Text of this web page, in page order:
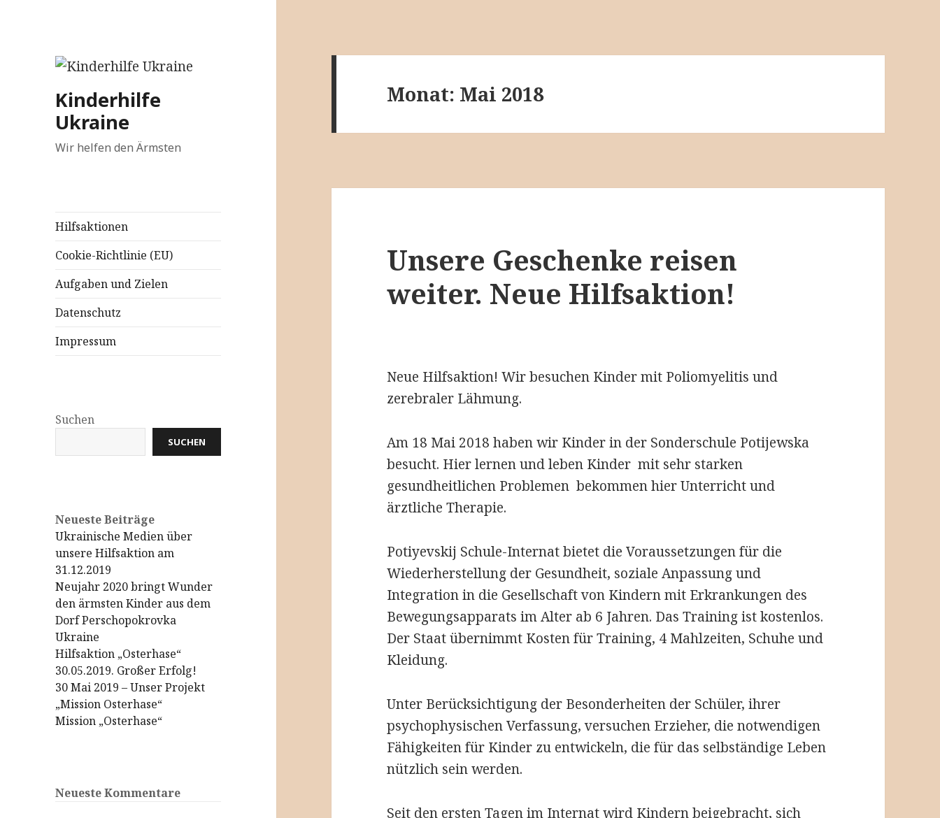
Kinderhilfe
Ukraine
Wir helfen den Ärmsten
Hilfsaktionen
Cookie-Richtlinie (EU)
Aufgaben und Zielen
Datenschutz
Impressum
Suchen
SUCHEN
Neueste Beiträge
Ukrainische Medien über
unsere Hilfsaktion am
31.12.2019
Neujahr 2020 bringt Wunder
den ärmsten Kinder aus dem
Dorf Perschopokrovka
Ukraine
Hilfsaktion „Osterhase“
30.05.2019. Großer Erfolg!
30 Mai 2019 – Unser Projekt
„Mission Osterhase“
Mission „Osterhase“
Neueste Kommentare
Monat: Mai 2018
Unsere Geschenke reisen
weiter. Neue Hilfsaktion!
Neue Hilfsaktion! Wir besuchen Kinder mit Poliomyelitis und
zerebraler Lähmung.
Am 18 Mai 2018 haben wir Kinder in der Sonderschule Potijewska
besucht. Hier lernen und leben Kinder mit sehr starken
gesundheitlichen Problemen bekommen hier Unterricht und
ärztliche Therapie.
Potiyevskij Schule-Internat bietet die Voraussetzungen für die
Wiederherstellung der Gesundheit, soziale Anpassung und
Integration in die Gesellschaft von Kindern mit Erkrankungen des
Bewegungsapparats im Alter ab 6 Jahren. Das Training ist kostenlos.
Der Staat übernimmt Kosten für Training, 4 Mahlzeiten, Schuhe und
Kleidung.
Unter Berücksichtigung der Besonderheiten der Schüler, ihrer
psychophysischen Verfassung, versuchen Erzieher, die notwendigen
Fähigkeiten für Kinder zu entwickeln, die für das selbständige Leben
nützlich sein werden.
Seit den ersten Tagen im Internat wird Kindern beigebracht, sich